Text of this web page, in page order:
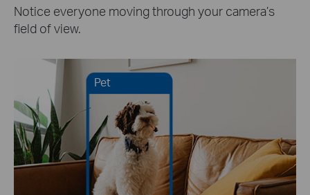
Notice everyone moving through your camera’s
field of view.
Pet